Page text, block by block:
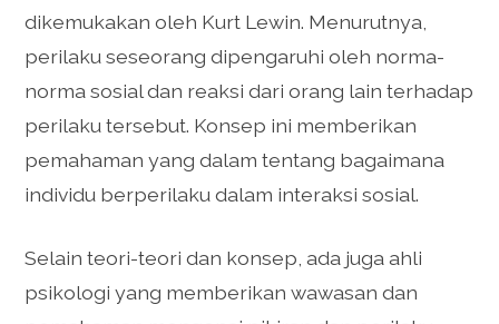
dikemukakan oleh Kurt Lewin. Menurutnya,
perilaku seseorang dipengaruhi oleh norma-
norma sosial dan reaksi dari orang lain terhadap
perilaku tersebut. Konsep ini memberikan
pemahaman yang dalam tentang bagaimana
individu berperilaku dalam interaksi sosial.
Selain teori-teori dan konsep, ada juga ahli
psikologi yang memberikan wawasan dan